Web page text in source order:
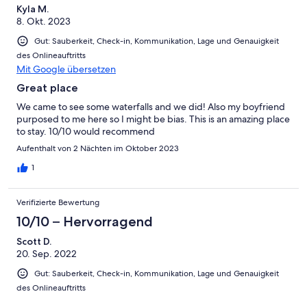
Kyla M.
8. Okt. 2023
Gut: Sauberkeit, Check-in, Kommunikation, Lage und Genauigkeit
des Onlineauftritts
Mit Google übersetzen
Great place
We came to see some waterfalls and we did! Also my boyfriend
purposed to me here so I might be bias. This is an amazing place
to stay. 10/10 would recommend
Aufenthalt von 2 Nächten im Oktober 2023
1
Verifizierte Bewertung
10/10 – Hervorragend
Scott D.
20. Sep. 2022
Gut: Sauberkeit, Check-in, Kommunikation, Lage und Genauigkeit
des Onlineauftritts